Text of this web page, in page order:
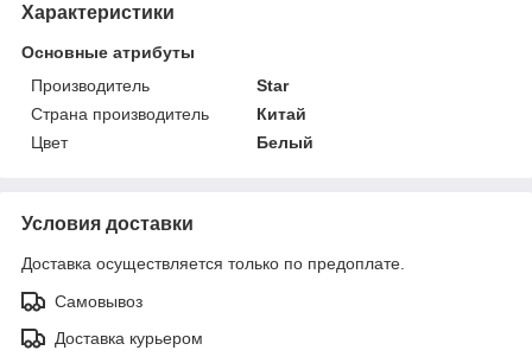
Характеристики
Основные атрибуты
Производитель
Star
Страна производитель
Китай
Цвет
Белый
Условия доставки
Доставка осуществляется только по предоплате.
Самовывоз
Доставка курьером